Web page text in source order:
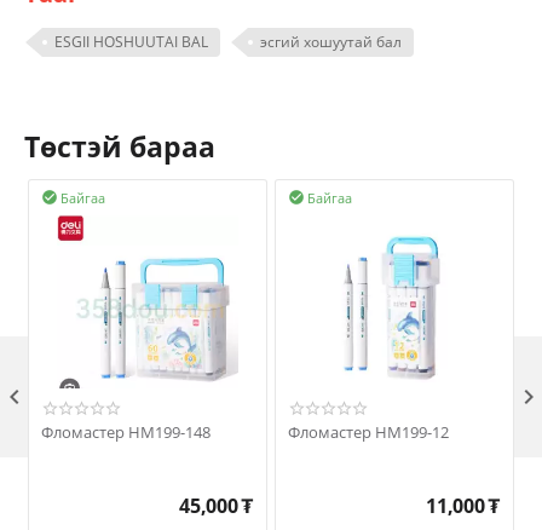
ESGII HOSHUUTAI BAL эсгий хошуутай бал
Төстэй бараа
Байгаа

Фломастер HM199-148
45,000₮
Байгаа

Фломастер HM199-12
11,000₮
 